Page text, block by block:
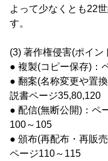
よって少なくとも22
す。
(3) 著作権侵害(ポイ
● 複製(コピー保存)：
● 翻案(名称変更や置
説書ページ35,80,120
● 配信(無断公開)：ペ
100～105
● 頒布(再配布・再販
ページ110～115